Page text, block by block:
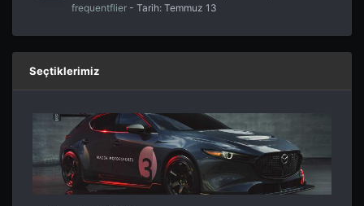
frequentflier - Tarih: Temmuz 13
Seçtiklerimiz